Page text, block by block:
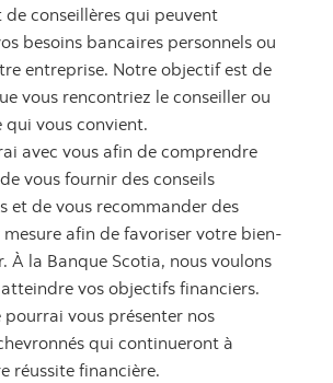
de conseillères qui peuvent
besoins bancaires personnels ou
entreprise. Notre objectif est de
vous rencontriez le conseiller ou
qui vous convient.
avec vous afin de comprendre
vous fournir des conseils
et de vous recommander des
afin de favoriser votre bien-
À la Banque Scotia, nous voulons
vos objectifs financiers.
pourrai vous présenter nos
qui continueront à
réussite financière.